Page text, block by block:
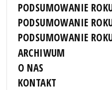
PODSUMOWANIE
PODSUMOWANIE
PODSUMOWANIE
ARCHIWUM
O NAS
KONTAKT